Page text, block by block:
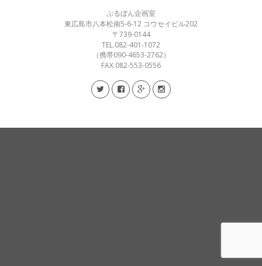
ぶるぼん企画室
東広島市八本松南5-6-12 コウセイビル202
〒739-0144
TEL.082-401-1072
（携帯090-4653-2762）
FAX.082-553-0556